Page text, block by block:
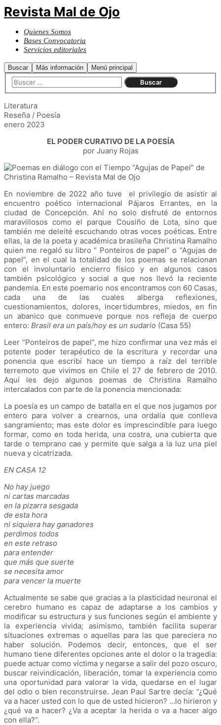
Revista Mal de Ojo
Quienes Somos
Bases Convocatoria
Servicios editoriales
Buscar Más información Menú principal
Literatura
Reseña / Poesía
enero 2023
EL PODER CURATIVO DE LA POESÍA
por Juany Rojas
En noviembre de 2022 año tuve el privilegio de asistir al
encuentro poético internacional Pájaros Errantes, en la
ciudad de Concepción. Ahí no solo disfruté de entornos
maravillosos como el parque Cousiño de Lota, sino que
también me deleité escuchando otras voces poéticas. Entre
ellas, la de la poeta y académica brasileña Christina Ramalho
quien me regaló su libro “ Ponteiros de papel” o “Agujas de
papel”, en el cual la totalidad de los poemas se relacionan
con el involuntario encierro físico y en algunos casos
también psicológico y social a que nos llevó la reciente
pandemia. En este poemario nos encontramos con 60 Casas,
cada una de las cuales alberga reflexiones,
cuestionamientos, dolores, incertidumbres, miedos, en fin
un abanico que conmueve porque nos refleja de cuerpo
entero: Brasil era un país/hoy es un sudario (Casa 55)
Leer “Ponteiros de papel”, me hizo confirmar una vez más el
potente poder terapéutico de la escritura y recordar una
ponencia que escribí hace un tiempo a raíz del terrible
terremoto que vivimos en Chile el 27 de febrero de 2010.
Aquí les dejo algunos poemas de Christina Ramalho
intercalados con parte de la ponencia mencionada:
La poesía es un campo de batalla en el que nos jugamos por
entero para volver a crearnos, una ordalía que conlleva
sangramiento; mas este dolor es imprescindible para luego
formar, como en toda herida, una costra, una cubierta que
tarde o temprano cae y permite que salga a la luz una piel
nueva y cicatrizada.
EN CASA 12
No hay juego
ni cartas marcadas
en la pizarra sesgada
de esta hora
ni siquiera hay ganadores
perdimos todos
en este retraso
para entender
que más que suerte
se necesita amor
para vencer la muerte
Actualmente se sabe que gracias a la plasticidad neuronal el
cerebro humano es capaz de adaptarse a los cambios y
modificar su estructura y sus funciones según el ambiente y
la experiencia vivida; asimismo, también facilita superar
situaciones extremas o aquellas para las que pareciera no
haber solución. Podemos decir, entonces, que el ser
humano tiene diferentes opciones ante el dolor o la tragedia:
puede actuar como víctima y negarse a salir del pozo oscuro,
buscar reivindicación, liberación, tomar la experiencia como
una oportunidad para valorar la vida, quedarse en el lugar
del odio o bien reconstruirse. Jean Paul Sartre decía: “¿Qué
va a hacer usted con lo que de usted hicieron? …lo hirieron y
¿qué va a hacer? ¿Va a aceptar la herida o va a hacer algo
con ella?”.